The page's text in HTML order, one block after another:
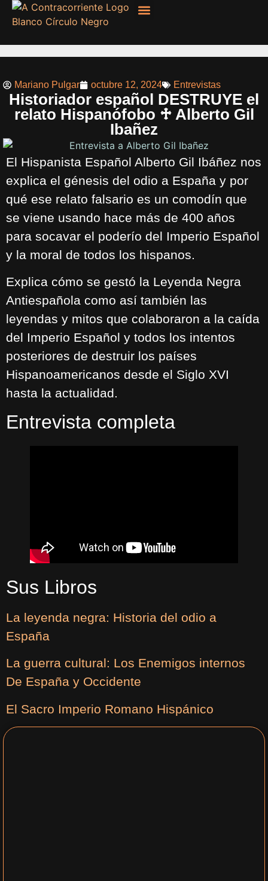
Mariano Pulgar octubre 12, 2024 Entrevistas
Historiador español DESTRUYE el
relato Hispanófobo ♱ Alberto Gil
Ibañez
El Hispanista Español Alberto Gil Ibáñez nos
explica el génesis del odio a España y por
qué ese relato falsario es un comodín que
se viene usando hace más de 400 años
para socavar el poderío del Imperio Español
y la moral de todos los hispanos.
Explica cómo se gestó la Leyenda Negra
Antiespañola como así también las
leyendas y mitos que colaboraron a la caída
del Imperio Español y todos los intentos
posteriores de destruir los países
Hispanoamericanos desde el Siglo XVI
hasta la actualidad.
Entrevista completa
Sus Libros
La leyenda negra: Historia del odio a
España
La guerra cultural: Los Enemigos internos
De España y Occidente
El Sacro Imperio Romano Hispánico